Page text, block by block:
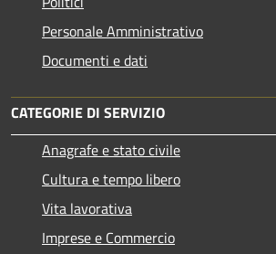
Personale Amministrativo
Documenti e dati
CATEGORIE DI SERVIZIO
Anagrafe e stato civile
Cultura e tempo libero
Vita lavorativa
Imprese e Commercio